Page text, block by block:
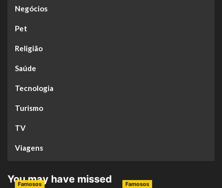
Negócios
Pet
Religião
Saúde
Tecnologia
Turismo
TV
Viagens
You may have missed
Famosos Famosos